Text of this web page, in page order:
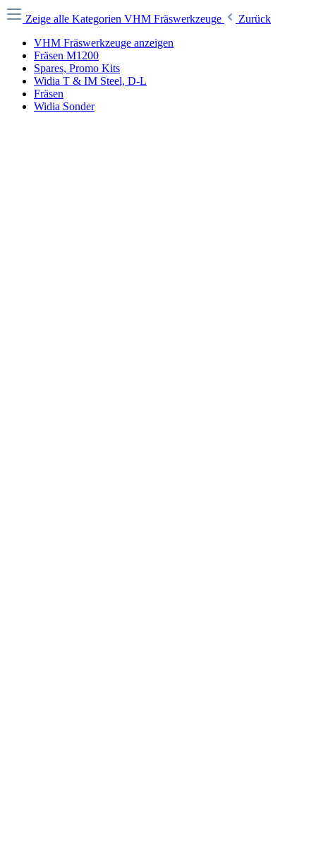
Zeige alle Kategorien VHM Fräswerkzeuge
Zurück
VHM Fräswerkzeuge anzeigen
Fräsen M1200
Spares, Promo Kits
Widia T & IM Steel, D-L
Fräsen
Widia Sonder